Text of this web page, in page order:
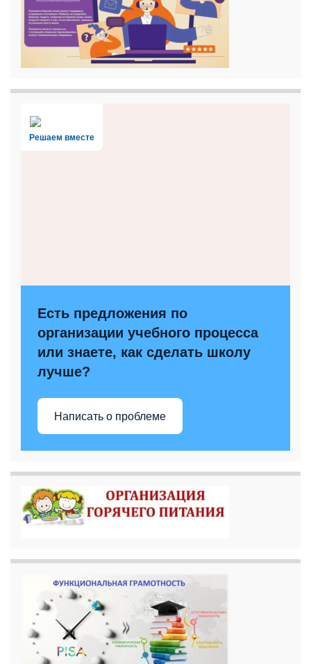
Решаем вместе
Есть предложения по
организации учебного процесса
или знаете, как сделать школу
лучше?
Написать о проблеме